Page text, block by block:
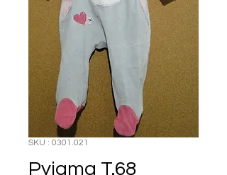
SKU : 0301.021
Pyjama T.68